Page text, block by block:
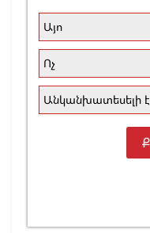
Այո
Ոչ
Անկանխատեսելի է